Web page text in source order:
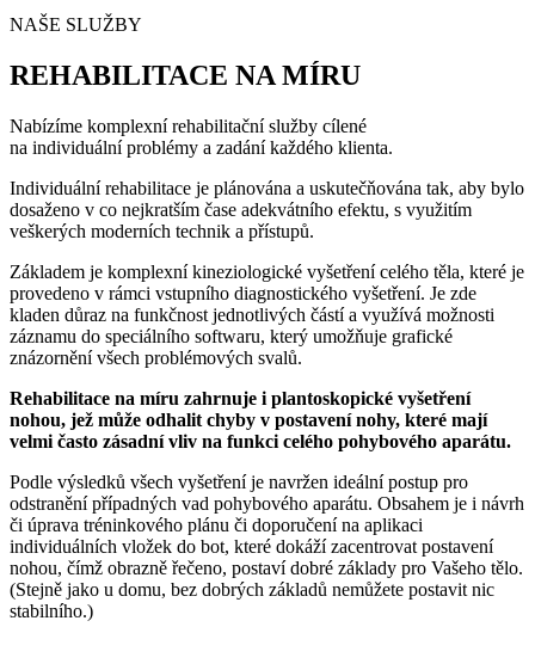
NAŠE SLUŽBY
REHABILITACE NA MÍRU
Nabízíme komplexní rehabilitační služby cílené
na individuální problémy a zadání každého klienta.
Individuální rehabilitace je plánována a uskutečňována tak, aby bylo
dosaženo v co nejkratším čase adekvátního efektu, s využitím
veškerých moderních technik a přístupů.
Základem je komplexní kineziologické vyšetření celého těla, které je
provedeno v rámci vstupního diagnostického vyšetření. Je zde
kladen důraz na funkčnost jednotlivých částí a využívá možnosti
záznamu do speciálního softwaru, který umožňuje grafické
znázornění všech problémových svalů.
Rehabilitace na míru zahrnuje i plantoskopické vyšetření
nohou, jež může odhalit chyby v postavení nohy, které mají
velmi často zásadní vliv na funkci celého pohybového aparátu.
Podle výsledků všech vyšetření je navržen ideální postup pro
odstranění případných vad pohybového aparátu. Obsahem je i návrh
či úprava tréninkového plánu či doporučení na aplikaci
individuálních vložek do bot, které dokáží zacentrovat postavení
nohou, čímž obrazně řečeno, postaví dobré základy pro Vašeho tělo.
(Stejně jako u domu, bez dobrých základů nemůžete postavit nic
stabilního.)